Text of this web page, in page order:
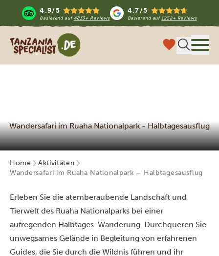
4.9/5
Basierend auf 4833+ Reviews
4.7/5
Basierend auf1252+ Reviews
Tanzania Specialist
Wandersafari im Ruaha Nationalpark - Halbtagesausflug
Home
Aktivitäten
Wandersafari im Ruaha Nationalpark – Halbtagesausflug
Erleben Sie die atemberaubende Landschaft und
Tierwelt des Ruaha Nationalparks bei einer
aufregenden Halbtages-Wanderung. Durchqueren Sie
unwegsames Gelände in Begleitung von erfahrenen
Guides, die Sie durch die Wildnis führen und ihr